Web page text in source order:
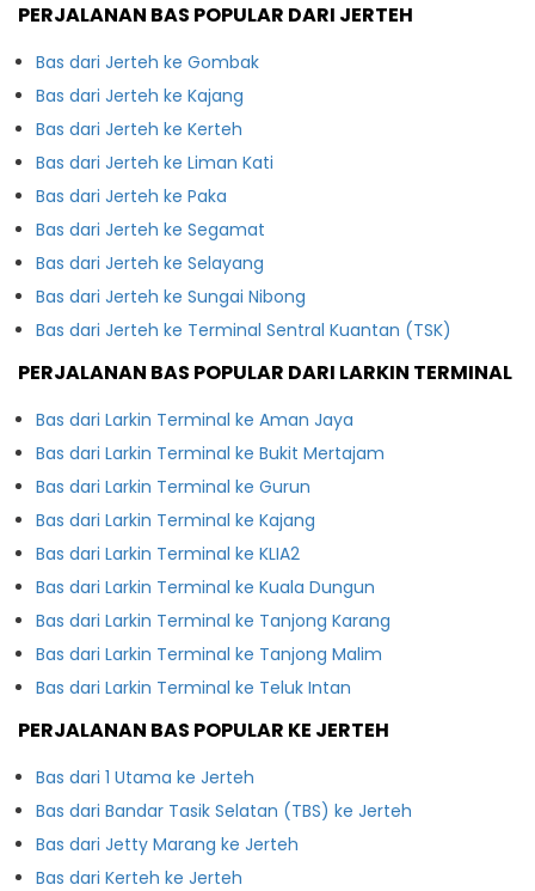
PERJALANAN BAS POPULAR DARI JERTEH
Bas dari Jerteh ke Gombak
Bas dari Jerteh ke Kajang
Bas dari Jerteh ke Kerteh
Bas dari Jerteh ke Liman Kati
Bas dari Jerteh ke Paka
Bas dari Jerteh ke Segamat
Bas dari Jerteh ke Selayang
Bas dari Jerteh ke Sungai Nibong
Bas dari Jerteh ke Terminal Sentral Kuantan (TSK)
PERJALANAN BAS POPULAR DARI LARKIN TERMINAL
Bas dari Larkin Terminal ke Aman Jaya
Bas dari Larkin Terminal ke Bukit Mertajam
Bas dari Larkin Terminal ke Gurun
Bas dari Larkin Terminal ke Kajang
Bas dari Larkin Terminal ke KLIA2
Bas dari Larkin Terminal ke Kuala Dungun
Bas dari Larkin Terminal ke Tanjong Karang
Bas dari Larkin Terminal ke Tanjong Malim
Bas dari Larkin Terminal ke Teluk Intan
PERJALANAN BAS POPULAR KE JERTEH
Bas dari 1 Utama ke Jerteh
Bas dari Bandar Tasik Selatan (TBS) ke Jerteh
Bas dari Jetty Marang ke Jerteh
Bas dari Kerteh ke Jerteh